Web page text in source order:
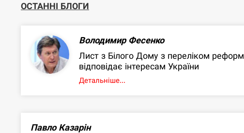
ОСТАННІ БЛОГИ
Володимир Фесенко
Лист з Білого Дому з переліком реформ
відповідає інтересам України
Детальніше...
Павло Казарін